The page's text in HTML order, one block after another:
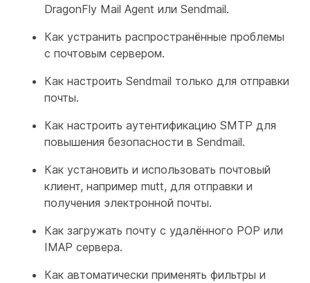
DragonFly Mail Agent или Sendmail.
Как устранить распространённые проблемы
с почтовым сервером.
Как настроить Sendmail только для отправки
почты.
Как настроить аутентификацию SMTP для
повышения безопасности в Sendmail.
Как установить и использовать почтовый
клиент, например mutt, для отправки и
получения электронной почты.
Как загружать почту с удалённого POP или
IMAP сервера.
Как автоматически применять фильтры и